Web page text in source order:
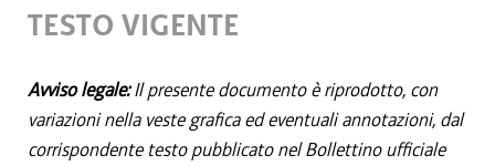
TESTO VIGENTE
Avviso legale:Il presente documento è riprodotto, con
variazioni nella veste grafica ed eventuali annotazioni, dal
corrispondente testo pubblicato nel Bollettino ufficiale